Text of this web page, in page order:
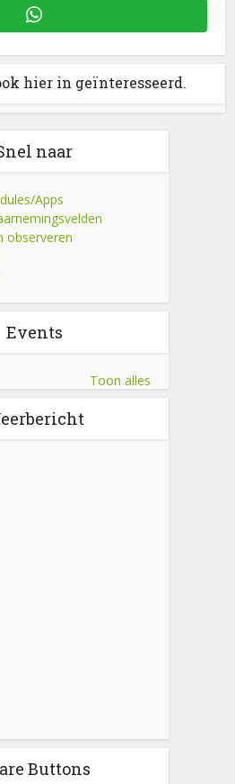
hier in geïnteresseerd.
naar
Apps
observeren
Events
Toon alles
Buttons